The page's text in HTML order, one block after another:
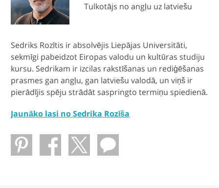
Tulkotājs no angļu uz latviešu
Sedriks Rozītis ir absolvējis Liepājas Universitāti,
sekmīgi pabeidzot Eiropas valodu un kultūras studiju
kursu. Sedrikam ir izcilas rakstīšanas un rediģēšanas
prasmes gan angļu, gan latviešu valodā, un viņš ir
pierādījis spēju strādāt saspringto termiņu spiedienā.
Jaunāko lasi no Sedrika Rozīša